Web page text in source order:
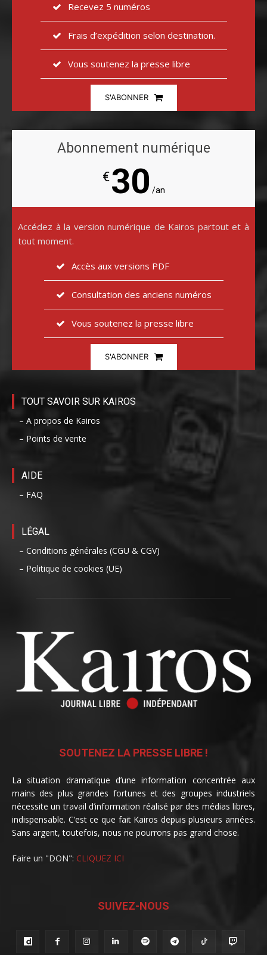
Recevez 5 numéros
Frais d’expédition selon destination.
Vous soutenez la presse libre
S'ABONNER
Abonnement numérique
€30 /an
Accédez à la version numérique de Kairos partout et à
tout moment.
Accès aux versions PDF
Consultation des anciens numéros
Vous soutenez la presse libre
S'ABONNER
TOUT SAVOIR SUR KAIROS
– A propos de Kairos
– Points de vente
AIDE
– FAQ
LÉGAL
– Conditions générales (CGU & CGV)
– Politique de cookies (UE)
SOUTENEZ LA PRESSE LIBRE !
La situation dramatique d’une information concentrée aux
mains des plus grandes fortunes et des groupes industriels
nécessite un travail d’information réalisé par des médias libres,
indispensable. C’est ce que fait Kairos depuis plusieurs années.
Sans argent, toutefois, nous ne pourrons pas grand chose.
Faire un "DON": CLIQUEZ ICI
SUIVEZ-NOUS